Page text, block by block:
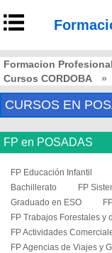
Formacion Profesional
Cursos CORDOBA
»
CURSOS EN
FP en POSADAS
FP Educación Infantil
Bachillerato
FP
Graduado en ESO
FP Trabajos Forestales y
FP Actividades
FP Agencias de Viajes y